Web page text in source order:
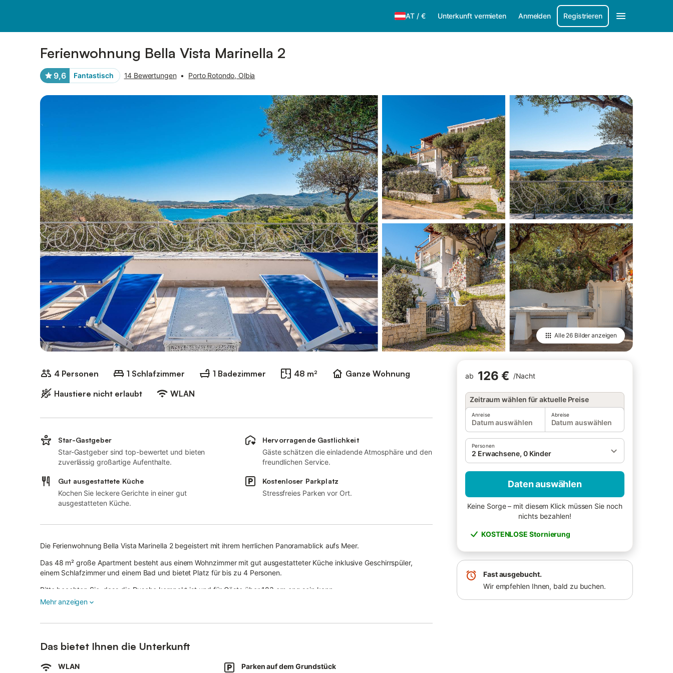
AT / € Unterkunft vermieten Anmelden Registrieren
Ferienwohnung Bella Vista Marinella 2
9,6 Fantastisch 14 Bewertungen • Porto Rotondo, Olbia
Alle 26 Bilderanzeigen
4 Personen 1 Schlafzimmer 1 Badezimmer 48 m²
Ganze Wohnung
Haustiere nicht erlaubt
WLAN
ab 126 € /Nacht
Zeitraum wählen für aktuelle Preise
Anreise
Datum auswählen
Abreise
Datum auswählen
Personen
2 Erwachsene, 0 Kinder
Daten auswählen
Keine Sorge – mit diesem Klick müssen Sie noch
nichts bezahlen!
KOSTENLOSE Stornierung
Fast ausgebucht.
Wir empfehlen Ihnen, bald zu buchen.
Star-Gastgeber
Star-Gastgeber sind top-bewertet und bieten
zuverlässig großartige Aufenthalte.
Hervorragende Gastlichkeit
Gäste schätzen die einladende Atmosphäre und den
freundlichen Service.
Gut ausgestattete Küche
Kochen Sie leckere Gerichte in einer gut
ausgestatteten Küche.
Kostenloser Parkplatz
Stressfreies Parken vor Ort.
Die Ferienwohnung Bella Vista Marinella 2 begeistert mit ihrem herrlichen Panoramablick aufs Meer.
Das 48 m² große Apartment besteht aus einem Wohnzimmer mit gut ausgestatteter Küche inklusive Geschirrspüler,
einem Schlafzimmer und einem Bad und bietet Platz für bis zu 4 Personen.
Bitte beachten Sie, dass die Dusche kompakt ist und für Gäste über 183 cm eng sein kann.
Zu den weiteren Annehmlichkeiten zählen WLAN, das für Videotelefonie geeignet ist, Klimaanlage und Waschmaschine.
Das Schlafzimmer verfügt über ein Doppelbett, im Wohnzimmer gibt es ein Schlafsofa für 2 Personen.
Der private Außenbereich mit Solarium lädt zum Entspannen und Genießen des Meerblicks ein.
Ein 4-Sterne-Hotel, weniger als 5 Gehminuten entfernt, bietet Bar, Restaurant, Pool mit Strandbereich und Fitnessstudio –
diese Einrichtungen stehen Ihnen gegen Aufpreis zur Verfügung.
Mehr anzeigen
Das bietet Ihnen die Unterkunft
WLAN Parken auf dem Grundstück